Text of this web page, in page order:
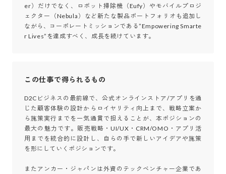
er）だけでなく、ロボット掃除機（Eufy）やモバイルプロジ
ェクター（Nebula）など新たな製品ポートフォリオも追加し
ながら、コーポレートミッションである”Empowering Smarte
r Lives”を達成すべく、成長を続けています。
この仕事で得られるもの
D2Cビジネスの最前線で、公式オンラインストア/アプリを通
じた顧客体験の設計からロイヤリティ向上まで、戦略立案か
ら施策実行までを一気通貫で担えることが、本ポジションの
最大の魅力です。販売戦略・UI/UX・CRM/OMO・アプリ活
用までを統合的に設計し、自らの手で新しいアイデアや施策
を形にしていくポジションです。
またアンカー・ジャパンは外資のテックベンチャー企業であ